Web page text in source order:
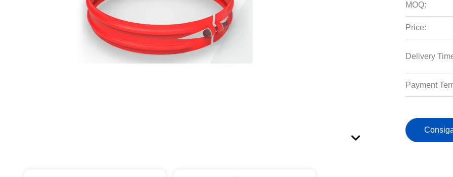
MOQ:
Price:
Delivery
Payment